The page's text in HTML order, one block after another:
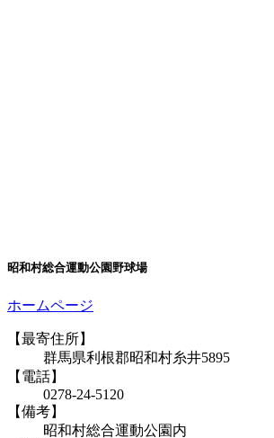
昭和村総合運動公園野球場
ホームページ
【最寄住所】
群馬県利根郡昭和村糸井5895
【電話】
0278-24-5120
【備考】
昭和村総合運動公園内